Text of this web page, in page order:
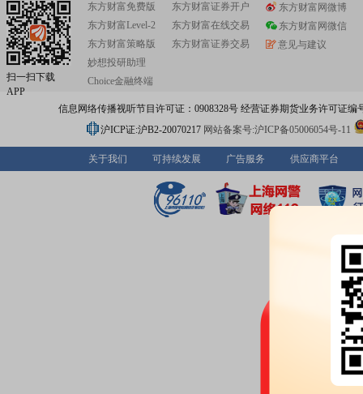
扫一扫下载
APP
东方财富免费版
东方财富Level-2
东方财富策略版
妙想投研助理
Choice金融终端
东方财富证券开户
东方财富在线交易
东方财富证券交易
东方财富网微博
东方财富网微信
意见与建议
信息网络传播视听节目许可证：0908328号 经营证券期货业务许可证编
沪ICP证:沪B2-20070217 网站备案号:沪ICP备05006054号-11
关于我们 可持续发展 广告服务 供应商平台